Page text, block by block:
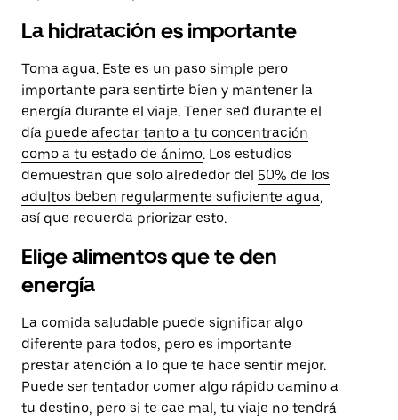
La hidratación es importante
Toma agua. Este es un paso simple pero
importante para sentirte bien y mantener la
energía durante el viaje. Tener sed durante el
día puede afectar tanto a tu concentración
como a tu estado de ánimo. Los estudios
demuestran que solo alrededor del 50% de los
adultos beben regularmente suficiente agua,
así que recuerda priorizar esto.
Elige alimentos que te den
energía
La comida saludable puede significar algo
diferente para todos, pero es importante
prestar atención a lo que te hace sentir mejor.
Puede ser tentador comer algo rápido camino a
tu destino, pero si te cae mal, tu viaje no tendrá